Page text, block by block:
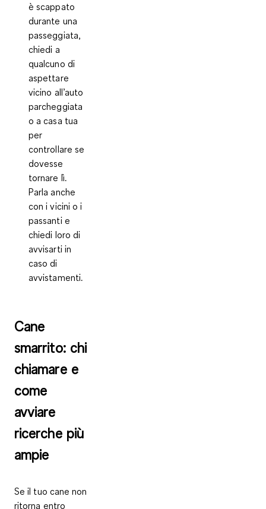
è scappato
durante una
passeggiata,
chiedi a
qualcuno di
aspettare
vicino all’auto
parcheggiata
o a casa tua
per
controllare se
dovesse
tornare lì.
Parla anche
con i vicini o i
passanti e
chiedi loro di
avvisarti in
caso di
avvistamenti.
Cane
smarrito: chi
chiamare e
come
avviare
ricerche più
ampie
Se il tuo cane non
ritorna entro